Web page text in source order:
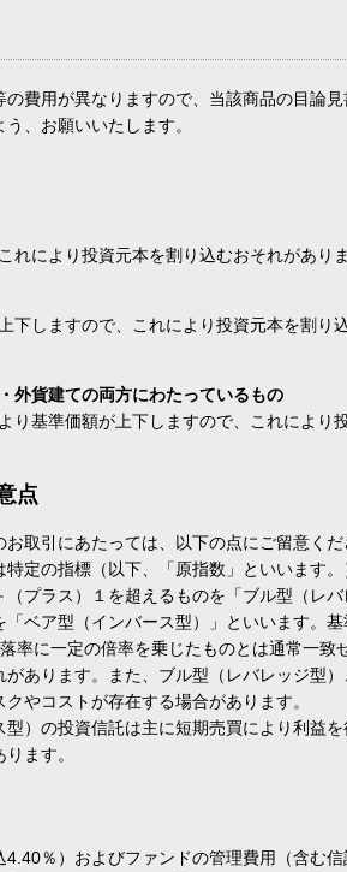
費用が異なりますので、当該商品の目論
、お願いいたします。
により投資元本を割り込むおそれがありま
しますので、これにより投資元本を割り
外貨建ての両方にわたっているもの
基準価額が上下しますので、これにより
点
取引にあたっては、以下の点にご留意くだ
定の指標（以下、「原指数」といいます
プラス）１を超えるものを「ブル型（レバ
ベア型（インバース型）」といいます。
率に一定の倍率を乗じたものとは通常一致
あります。また、ブル型（レバレッジ型
やコストが存在する場合があります。
）の投資信託は主に短期売買により利益
ます。
％）およびファンドの管理費用（含む